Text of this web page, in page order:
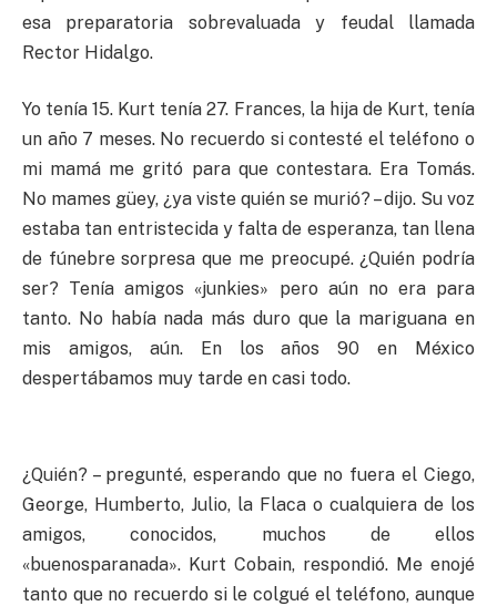
esa preparatoria sobrevaluada y feudal llamada
Rector Hidalgo.
Yo tenía 15. Kurt tenía 27. Frances, la hija de Kurt, tenía
un año 7 meses. No recuerdo si contesté el teléfono o
mi mamá me gritó para que contestara. Era Tomás.
No mames güey, ¿ya viste quién se murió? – dijo. Su voz
estaba tan entristecida y falta de esperanza, tan llena
de fúnebre sorpresa que me preocupé. ¿Quién podría
ser? Tenía amigos «junkies» pero aún no era para
tanto. No había nada más duro que la mariguana en
mis amigos, aún. En los años 90 en México
despertábamos muy tarde en casi todo.
¿Quién? – pregunté, esperando que no fuera el Ciego,
George, Humberto, Julio, la Flaca o cualquiera de los
amigos, conocidos, muchos de ellos
«buenosparanada». Kurt Cobain, respondió. Me enojé
tanto que no recuerdo si le colgué el teléfono, aunque